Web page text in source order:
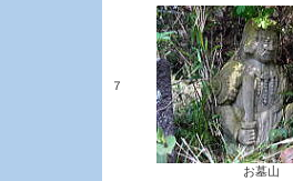
７
お墓山